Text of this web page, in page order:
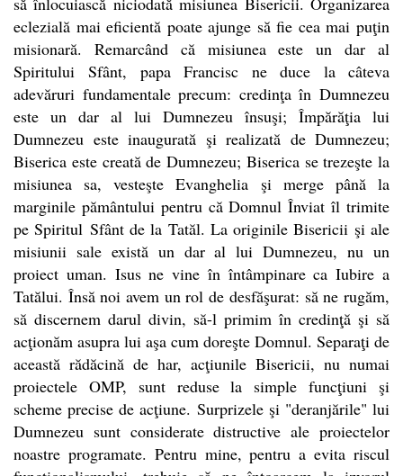
eclezială mai eficientă poate ajunge să fie cea mai puţin
misionară. Remarcând că misiunea este un dar al
Spiritului Sfânt, papa Francisc ne duce la câteva
adevăruri fundamentale precum: credinţa în Dumnezeu
este un dar al lui Dumnezeu însuşi; Împărăţia lui
Dumnezeu este inaugurată şi realizată de Dumnezeu;
Biserica este creată de Dumnezeu; Biserica se trezeşte la
misiunea sa, vesteşte Evanghelia şi merge până la
marginile pământului pentru că Domnul Înviat îl trimite
peSpiritul Sfânt de la Tatăl. La originile Bisericii şi ale
misiunii sale există un dar al lui Dumnezeu, nu un
proiect uman. Isus ne vine în întâmpinare ca Iubire a
Tatălui. Însă noi avem un rol de desfăşurat: să ne rugăm,
să discernem darul divin, să-l primim în credinţă şi să
acţionăm asupra lui aşa cum doreşte Domnul. Separaţi de
această rădăcină de har, acţiunile Bisericii, nu numai
proiectele OMP, sunt reduse la simple funcţiuni şi
scheme precise de acţiune. Surprizele şi "deranjările" lui
Dumnezeu sunt considerate distructive ale proiectelor
noastre programate. Pentru mine, pentru a evita riscul